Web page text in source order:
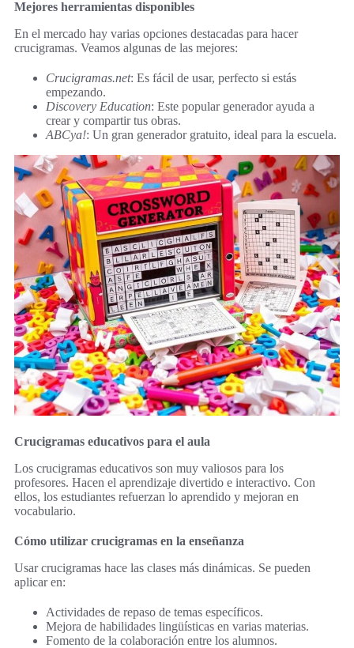
Mejores herramientas disponibles
En el mercado hay varias opciones destacadas para hacer
crucigramas. Veamos algunas de las mejores:
Crucigramas.net: Es fácil de usar, perfecto si estás
empezando.
Discovery Education: Este popular generador ayuda a
crear y compartir tus obras.
ABCya!: Un gran generador gratuito, ideal para la escuela.
Crucigramas educativos para el aula
Los crucigramas educativos son muy valiosos para los
profesores. Hacen el aprendizaje divertido e interactivo. Con
ellos, los estudiantes refuerzan lo aprendido y mejoran en
vocabulario.
Cómo utilizar crucigramas en la enseñanza
Usar crucigramas hace las clases más dinámicas. Se pueden
aplicar en:
Actividades de repaso de temas específicos.
Mejora de habilidades lingüísticas en varias materias.
Fomento de la colaboración entre los alumnos.